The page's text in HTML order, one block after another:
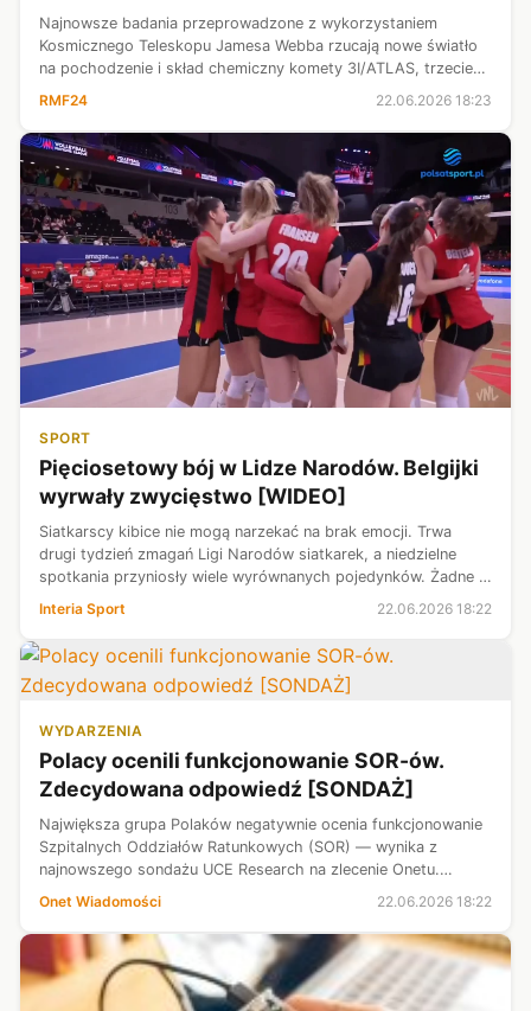
Najnowsze badania przeprowadzone z wykorzystaniem
Kosmicznego Teleskopu Jamesa Webba rzucają nowe światło
na pochodzenie i skład chemiczny komety 3I/ATLAS, trzeciego
RMF24 22.06.2026 18:23
SPORT
Pięciosetowy bój w Lidze Narodów. Belgijki
wyrwały zwycięstwo [WIDEO]
Siatkarscy kibice nie mogą narzekać na brak emocji. Trwa
drugi tydzień zmagań Ligi Narodów siatkarek, a niedzielne
spotkania przyniosły wiele wyrównanych pojedynków. Żadne z
dotychczasowych starć tego dnia nie zakończyło się w trzech
setach. Do zacię...
Interia Sport 22.06.2026 18:22
WYDARZENIA
Polacy ocenili funkcjonowanie SOR-ów.
Zdecydowana odpowiedź [SONDAŻ]
Największa grupa Polaków negatywnie ocenia funkcjonowanie
Szpitalnych Oddziałów Ratunkowych (SOR) — wynika z
najnowszego sondażu UCE Research na zlecenie Onetu.
Dobrego zdania o oddziałach jest znacznie mniej
Onet Wiadomości 22.06.2026 18:22